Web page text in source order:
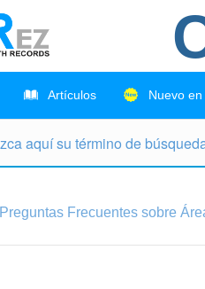
Artículos Nuevo en
Preguntas Frecuentes sobre